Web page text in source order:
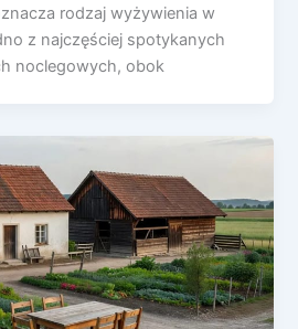
rodzaj wyżywienia w
z najczęściej spotykanych
noclegowych, obok